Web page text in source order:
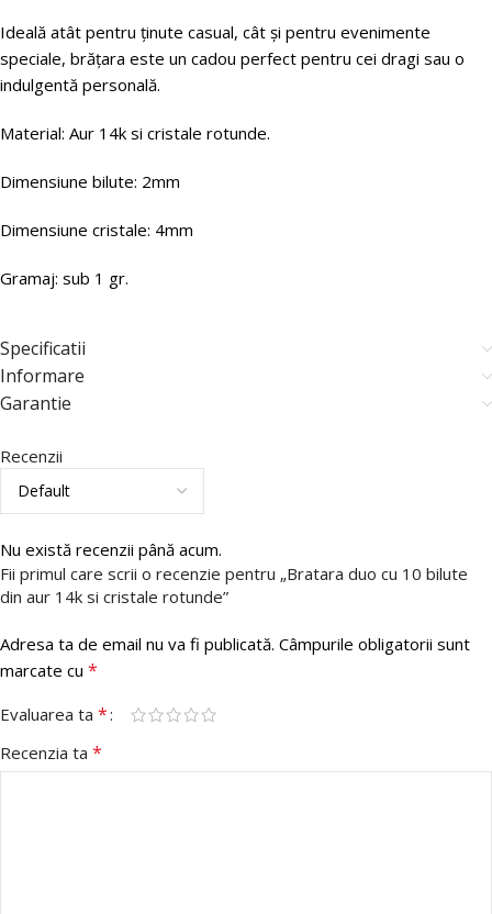
Ideală atât pentru ținute casual, cât și pentru evenimente
speciale, brățara este un cadou perfect pentru cei dragi sau o
indulgentă personală.
Material: Aur 14k si cristale rotunde.
Dimensiune bilute: 2mm
Dimensiune cristale: 4mm
Gramaj: sub 1 gr.
Specificatii
Informare
Garantie
Recenzii
Nu există recenzii până acum.
Fii primul care scrii o recenzie pentru „Bratara duo cu 10 bilute
din aur 14k si cristale rotunde”
Adresa ta de email nu va fi publicată. Câmpurile obligatorii sunt
marcate cu *
Evaluarea ta *
Recenzia ta *